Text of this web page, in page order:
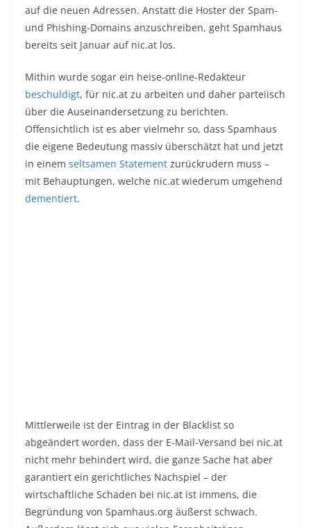
auf die neuen Adressen. Anstatt die Hoster der Spam-
und Phishing-Domains anzuschreiben, geht Spamhaus
bereits seit Januar auf nic.at los.
Mithin wurde sogar ein heise-online-Redakteur
beschuldigt, für nic.at zu arbeiten und daher parteiisch
über die Auseinandersetzung zu berichten.
Offensichtlich ist es aber vielmehr so, dass Spamhaus
die eigene Bedeutung massiv überschätzt hat und jetzt
in einem seltsamen Statement zurückrudern muss –
mit Behauptungen, welche nic.at wiederum umgehend
dementiert.
Mittlerweile ist der Eintrag in der Blacklist so
abgeändert worden, dass der E-Mail-Versand bei nic.at
nicht mehr behindert wird, die ganze Sache hat aber
garantiert ein gerichtliches Nachspiel – der
wirtschaftliche Schaden bei nic.at ist immens, die
Begründung von Spamhaus.org äußerst schwach.